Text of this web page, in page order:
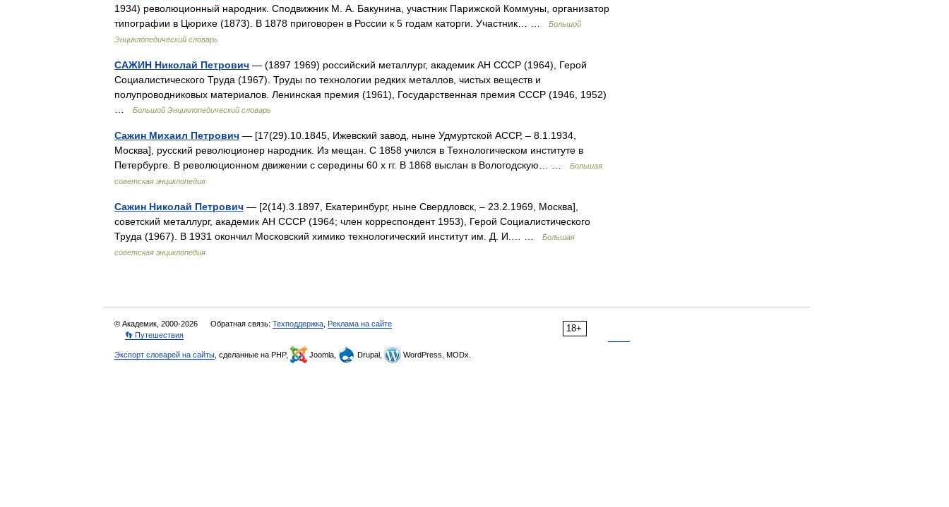
1934) революционный народник. Сподвижник М. А. Бакунина, участник Парижской Коммуны, организатор
типографии в Цюрихе (1873). В 1878 приговорен в России к 5 годам каторги. Участник… …
Большой
Энциклопедический словарь
САЖИН Николай Петрович — (1897 1969) российский металлург, академик АН СССР (1964), Герой
Социалистического Труда (1967). Труды по технологии редких металлов, чистых веществ и
полупроводниковых материалов. Ленинская премия (1961), Государственная премия СССР (1946, 1952)
Большой Энциклопедический словарь
Сажин Михаил Петрович — [17(29).10.1845, Ижевский завод, ныне Удмуртской АССР, ‒ 8.1.1934,
Москва], русский революционер народник. Из мещан. С 1858 учился в Технологическом институте в
Петербурге. В революционном движении с середины 60 х гг. В 1868 выслан в Вологодскую… …
Большая
советская энциклопедия
Сажин Николай Петрович — [2(14).3.1897, Екатеринбург, ныне Свердловск, ‒ 23.2.1969, Москва],
советский металлург, академик АН СССР (1964; член корреспондент 1953), Герой Социалистического
Труда (1967). В 1931 окончил Московский химико технологический институт им. Д. И.… …
Большая
советская энциклопедия
18+
© Академик, 2000-2026 Обратная связь: Техподдержка Реклама на сайте
👣 Путешествия
Экспорт словарей на сайты , сделанные на PHP, Joomla, Drupal, WordPress, MODx.